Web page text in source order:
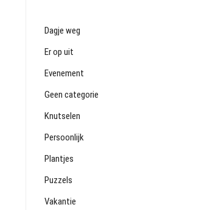
Dagje weg
Er op uit
Evenement
Geen categorie
Knutselen
Persoonlijk
Plantjes
Puzzels
Vakantie